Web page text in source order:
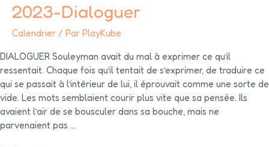
2023-Dialoguer
Calendrier / Par PlayKube
DIALOGUER Souleyman avait du mal à exprimer ce qu’il
ressentait. Chaque fois qu’il tentait de s’exprimer, de traduire ce
qui se passait à l’intérieur de lui, il éprouvait comme une sorte de
vide. Les mots semblaient courir plus vite que sa pensée. Ils
avaient l’air de se bousculer dans sa bouche, mais ne
parvenaient pas …